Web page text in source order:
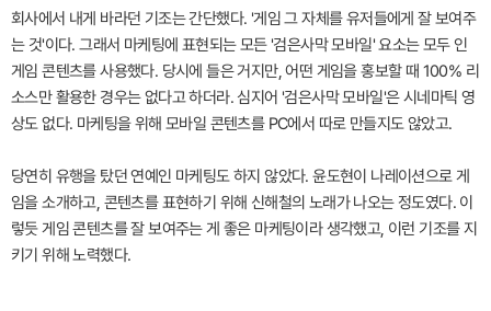
회사에서 내게 바라던 기조는 간단했다. '게임 그 자체를 유저들에게 잘 보여주
는 것'이다. 그래서 마케팅에 표현되는 모든 '검은사막 모바일' 요소는 모두 인
게임 콘텐츠를 사용했다. 당시에 들은 거지만, 어떤 게임을 홍보할 때 100% 리
소스만 활용한 경우는 없다고 하더라. 심지어 '검은사막 모바일'은 시네마틱 영
상도 없다. 마케팅을 위해 모바일 콘텐츠를 PC에서 따로 만들지도 않았고.
당연히 유행을 탔던 연예인 마케팅도 하지 않았다. 윤도현이 나레이션으로 게
임을 소개하고, 콘텐츠를 표현하기 위해 신해철의 노래가 나오는 정도였다. 이
렇듯 게임 콘텐츠를 잘 보여주는 게 좋은 마케팅이라 생각했고, 이런 기조를 지
키기 위해 노력했다.